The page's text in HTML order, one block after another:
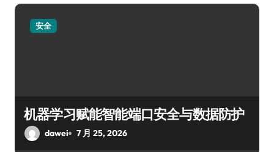
安全
机器学习赋能智能端口安全与数据防护
dawei 7 月 25, 2026